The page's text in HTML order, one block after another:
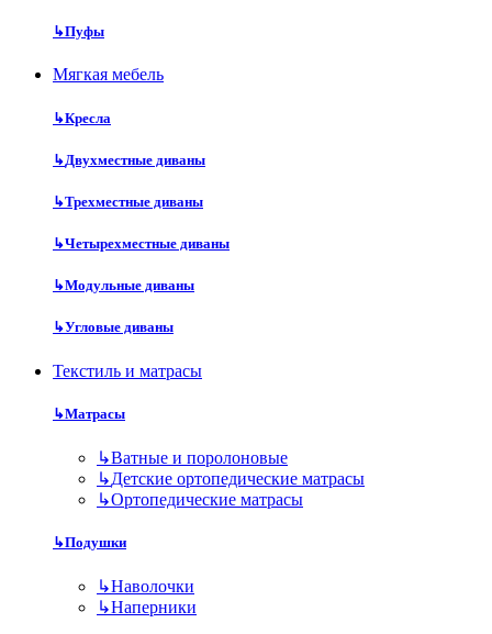
↳Пуфы
Мягкая мебель
↳Кресла
↳Двухместные диваны
↳Трехместные диваны
↳Четырехместные диваны
↳Модульные диваны
↳Угловые диваны
Текстиль и матрасы
↳Матрасы
↳Ватные и поролоновые
↳Детские ортопедические матрасы
↳Ортопедические матрасы
↳Подушки
↳Наволочки
↳Наперники